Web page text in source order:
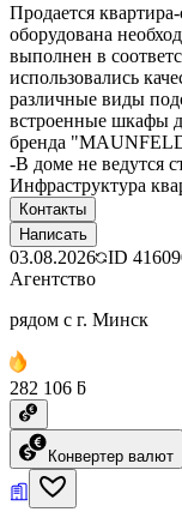
Продается
оборудована
выполнен в
использовались
различные виды
встроенные шкафы
бренда
-В доме не ведутся
Инфраструктура
Контакты
Написать
03.08.2026 ID
Агентство
рядом с г. Минск
282 106 ƃ
Конвертер валют